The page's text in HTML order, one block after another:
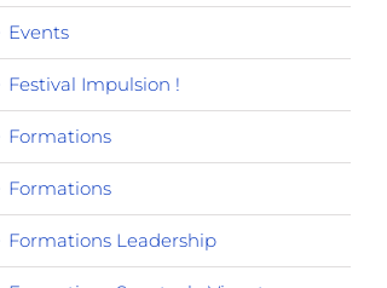
Events
Festival Impulsion !
Formations
Formations
Formations Leadership